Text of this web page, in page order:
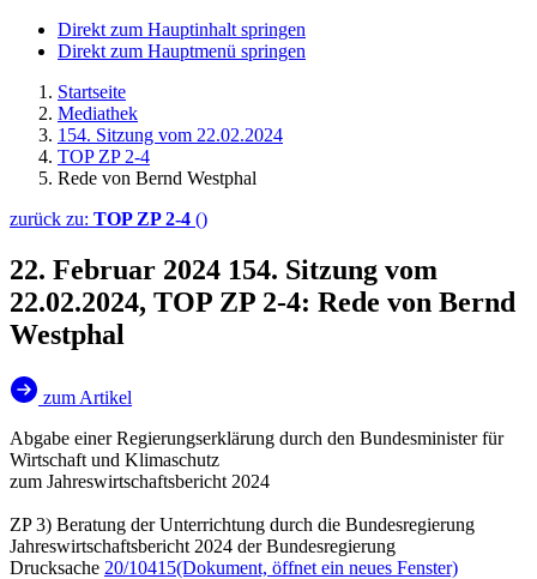
Direkt zum Hauptinhalt springen
Direkt zum Hauptmenü springen
Startseite
Mediathek
154. Sitzung vom 22.02.2024
TOP ZP 2-4
Rede von Bernd Westphal
zurück zu: TOP ZP 2-4 ()
22. Februar 2024 154. Sitzung vom
22.02.2024, TOP ZP 2-4: Rede von Bernd
Westphal
zum Artikel
Abgabe einer Regierungserklärung durch den Bundesminister für
Wirtschaft und Klimaschutz
zum Jahreswirtschaftsbericht 2024
ZP 3) Beratung der Unterrichtung durch die Bundesregierung
Jahreswirtschaftsbericht 2024 der Bundesregierung
Drucksache 20/10415(Dokument, öffnet ein neues Fenster)